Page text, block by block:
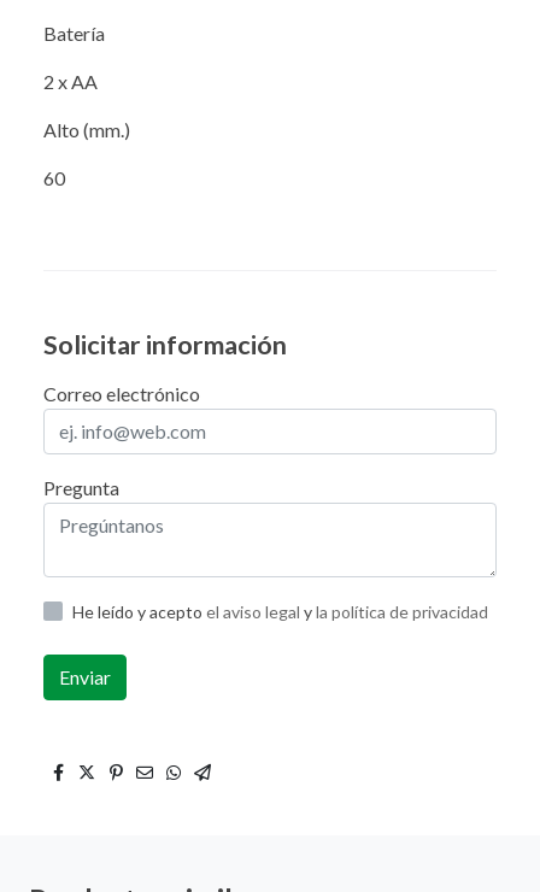
Batería
2 x AA
Alto (mm.)
60
Solicitar información
Correo electrónico
Pregunta
He leído y acepto el aviso legal yla política de privacidad
Enviar